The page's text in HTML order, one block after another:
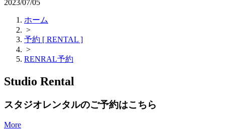
2023/07/05
ホーム
>
予約 [ RENTAL ]
>
RENRAL予約
Studio Rental
スタジオレンタルのご予約はこちら
More